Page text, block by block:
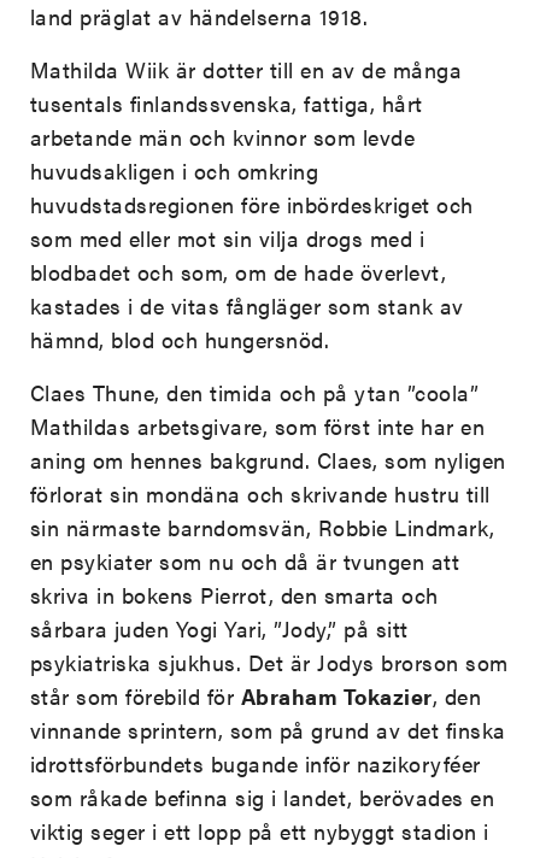
land präglat av händelserna 1918.
Mathilda Wiik är dotter till en av de många
tusentals finlandssvenska, fattiga, hårt
arbetande män och kvinnor som levde
huvudsakligen i och omkring
huvudstadsregionen före inbördeskriget och
som med eller mot sin vilja drogs med i
blodbadet och som, om de hade överlevt,
kastades i de vitas fångläger som stank av
hämnd, blod och hungersnöd.
Claes Thune, den timida och på ytan ”coola”
Mathildas arbetsgivare, som först inte har en
aning om hennes bakgrund. Claes, som nyligen
förlorat sin mondäna och skrivande hustru till
sin närmaste barndomsvän, Robbie Lindmark,
en psykiater som nu och då är tvungen att
skriva in bokens Pierrot, den smarta och
sårbara juden Yogi Yari, ”Jody,” på sitt
psykiatriska sjukhus. Det är Jodys brorson som
står som förebild för Abraham Tokazier, den
vinnande sprintern, som på grund av det finska
idrottsförbundets bugande inför nazikoryféer
som råkade befinna sig i landet, berövades en
viktig seger i ett lopp på ett nybyggt stadion i